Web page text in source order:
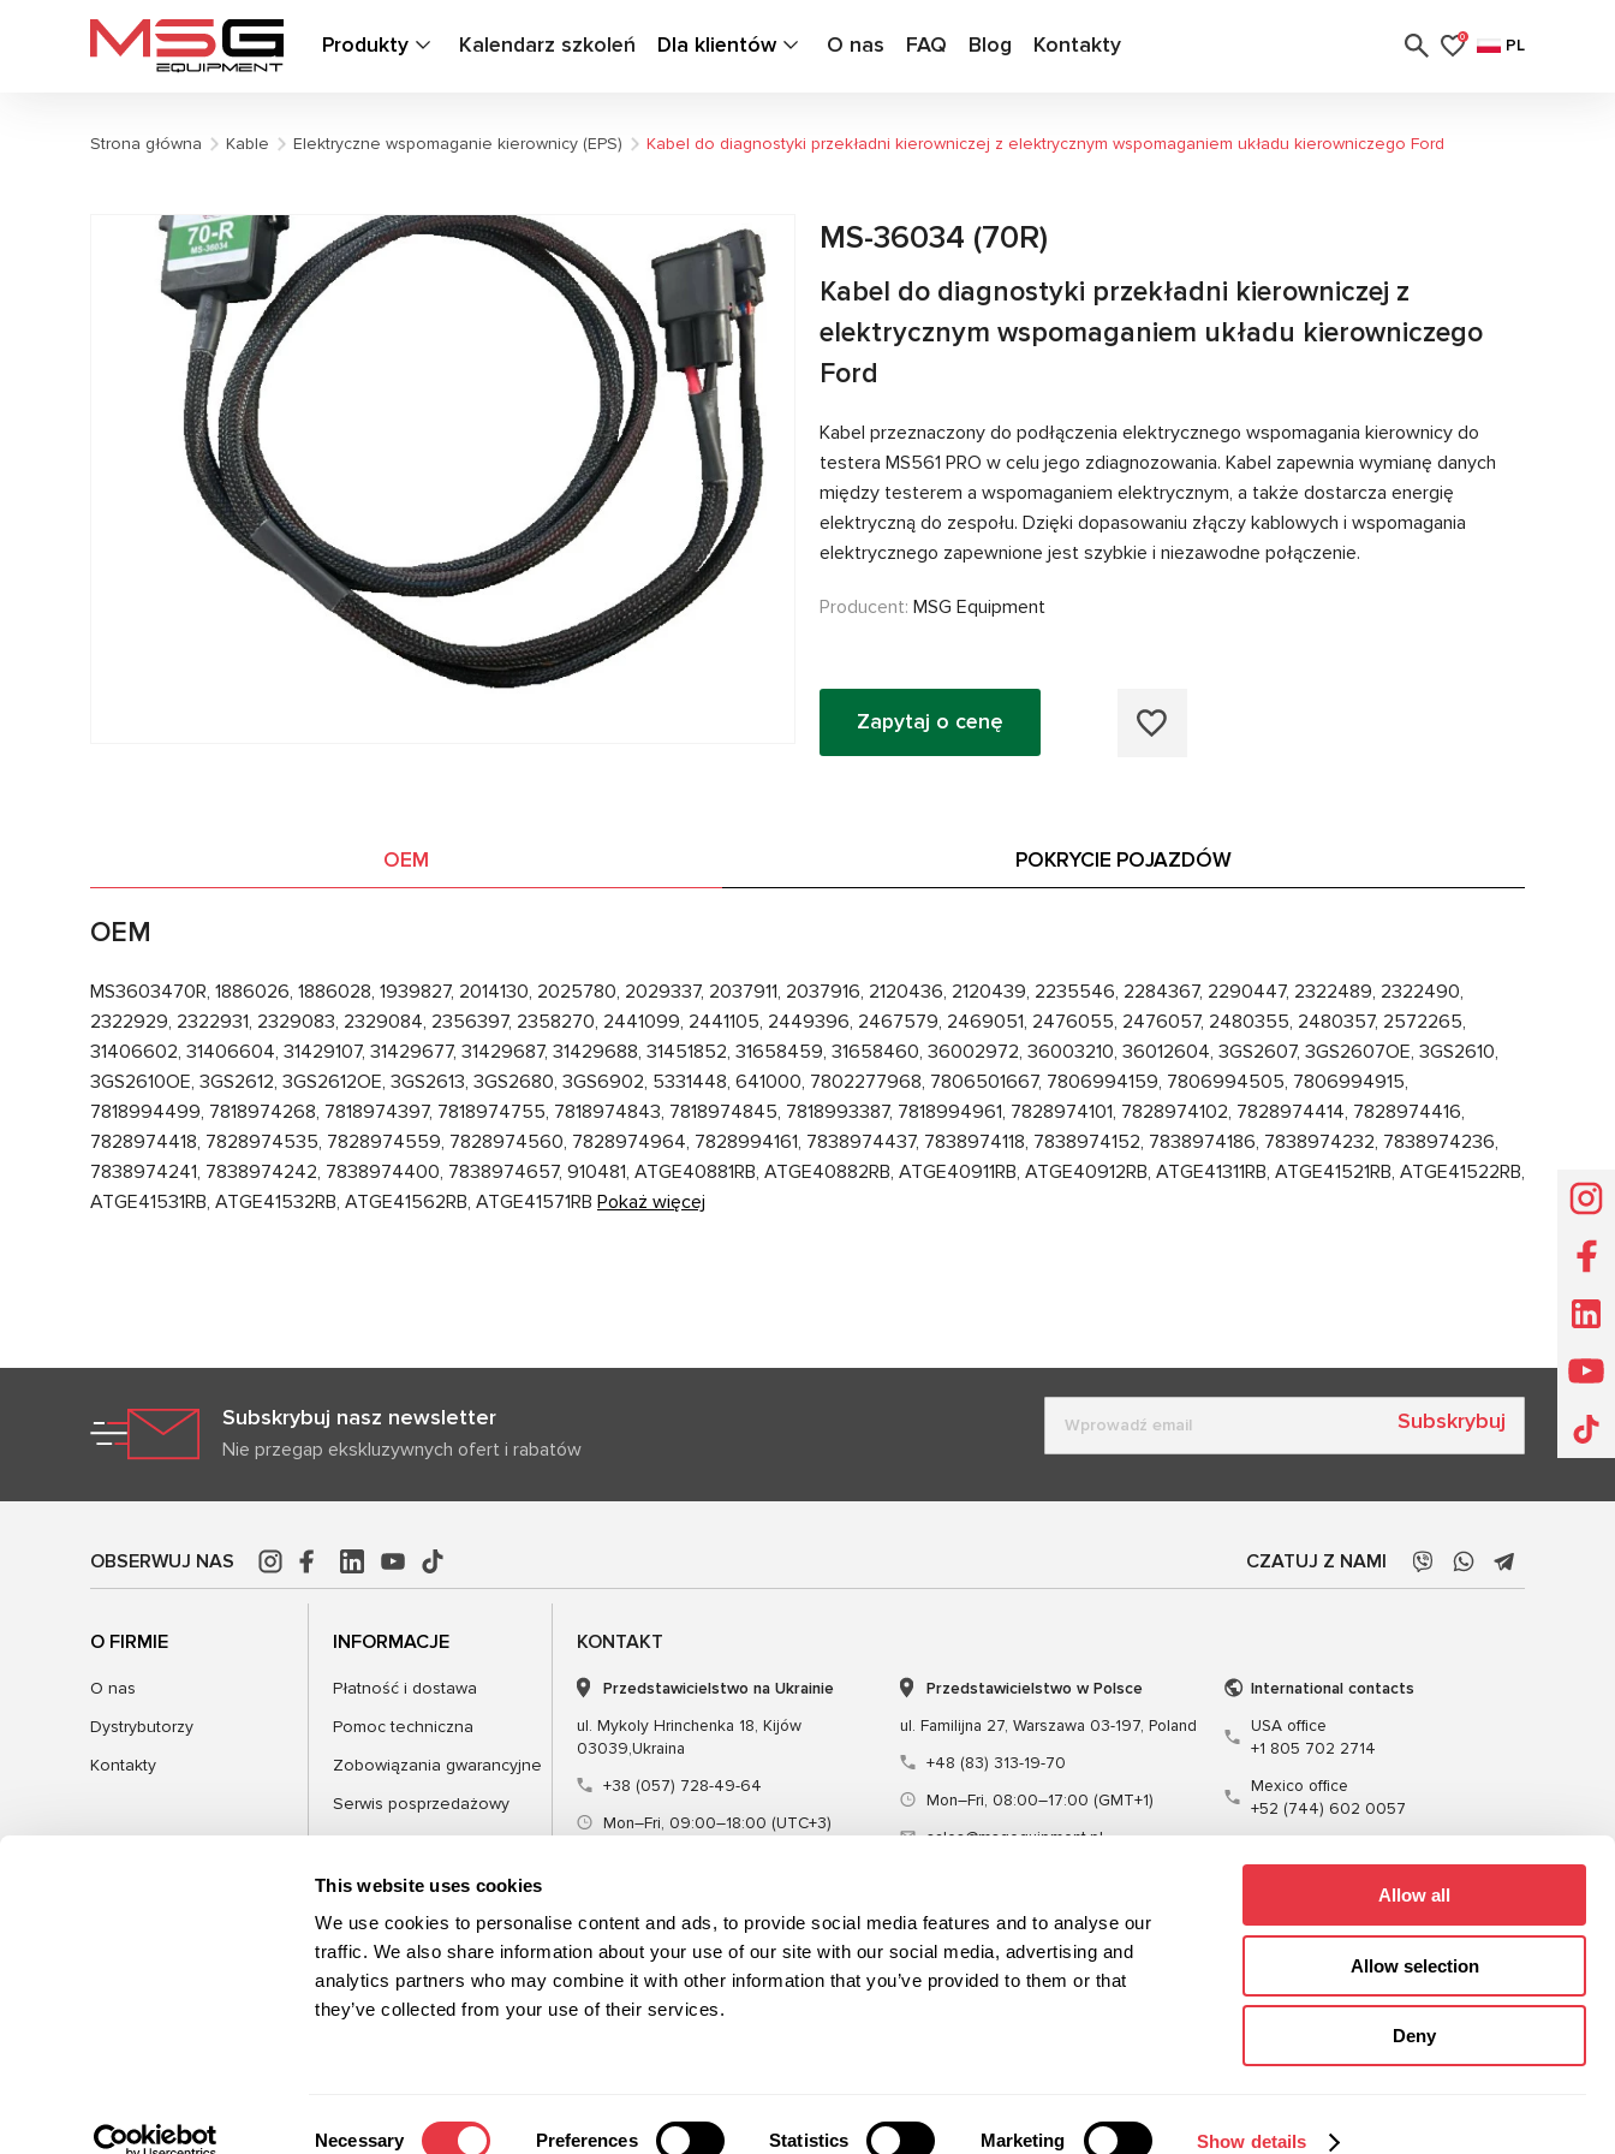
This website uses cookies
We use cookies to personalise content and ads, to provide social media features and to analyse our
traffic. We also share information about your use of our site with our social media, advertising and
analytics partners who may combine it with other information that you’ve provided to them or that
they’ve collected from your use of their services.
Necessary Preferences Statistics Marketing Show details
Allow all
Allow selection
Deny
Produkty Kalendarz szkoleń Dla klientów O nas FAQ Blog Kontakty 0 PL
Strona główna Kable Elektryczne wspomaganie kierownicy (EPS) Kabel do diagnostyki przekładni kierowniczej z elektrycznym wspomaganiem układu kierowniczego Ford
MS-36034 (70R)
Kabel do diagnostyki przekładni kierowniczej z
elektrycznym wspomaganiem układu kierowniczego
Ford
Kabel przeznaczony do podłączenia elektrycznego wspomagania kierownicy do
testera MS561 PRO w celu jego zdiagnozowania. Kabel zapewnia wymianę danych
między testerem a wspomaganiem elektrycznym, a także dostarcza energię
elektryczną do zespołu. Dzięki dopasowaniu złączy kablowych i wspomagania
elektrycznego zapewnione jest szybkie i niezawodne połączenie.
Producent: MSG Equipment
Zapytaj o cenę
OEM POKRYCIE POJAZDÓW
OEM
MS3603470R, 1886026, 1886028, 1939827, 2014130, 2025780, 2029337, 2037911, 2037916, 2120436, 2120439, 2235546, 2284367, 2290447, 2322489, 2322490,
2322929, 2322931, 2329083, 2329084, 2356397, 2358270, 2441099, 2441105, 2449396, 2467579, 2469051, 2476055, 2476057, 2480355, 2480357, 2572265,
31406602, 31406604, 31429107, 31429677, 31429687, 31429688, 31451852, 31658459, 31658460, 36002972, 36003210, 36012604, 3GS2607, 3GS2607OE, 3GS2610,
3GS2610OE, 3GS2612, 3GS2612OE, 3GS2613, 3GS2680, 3GS6902, 5331448, 641000, 7802277968, 7806501667, 7806994159, 7806994505, 7806994915,
7818994499, 7818974268, 7818974397, 7818974755, 7818974843, 7818974845, 7818993387, 7818994961, 7828974101, 7828974102, 7828974414, 7828974416,
7828974418, 7828974535, 7828974559, 7828974560, 7828974964, 7828994161, 7838974437, 7838974118, 7838974152, 7838974186, 7838974232, 7838974236,
7838974241, 7838974242, 7838974400, 7838974657, 910481, ATGE40881RB, ATGE40882RB, ATGE40911RB, ATGE40912RB, ATGE41311RB, ATGE41521RB, ATGE41522RB,
ATGE41531RB, ATGE41532RB, ATGE41562RB, ATGE41571RB Pokaż więcej
Subskrybuj nasz newsletter
Nie przegap ekskluzywnych ofert i rabatów
Subskrybuj
OBSERWUJ NAS CZATUJ Z NAMI
O FIRMIE
O nas
Dystrybutorzy
Kontakty
INFORMACJE
Płatność i dostawa
Pomoc techniczna
Zobowiązania gwarancyjne
Serwis posprzedażowy
FAQ
Blog
KONTAKT
Przedstawicielstwo na Ukrainie
ul. Mykoly Hrinchenka 18, Kijów
03039,Ukraina
+38 (057) 728-49-64
Mon–Fri, 09:00–18:00 (UTC+3)
Przedstawicielstwo w Polsce
ul. Familijna 27, Warszawa 03-197, Poland
+48 (83) 313-19-70
Mon–Fri, 08:00–17:00 (GMT+1)
sales@msgequipment.pl
International contacts
USA office
+1 805 702 2714
Mexico office
+52 (744) 602 0057
Sprzęt Narzędzie specjalne Szkolenie